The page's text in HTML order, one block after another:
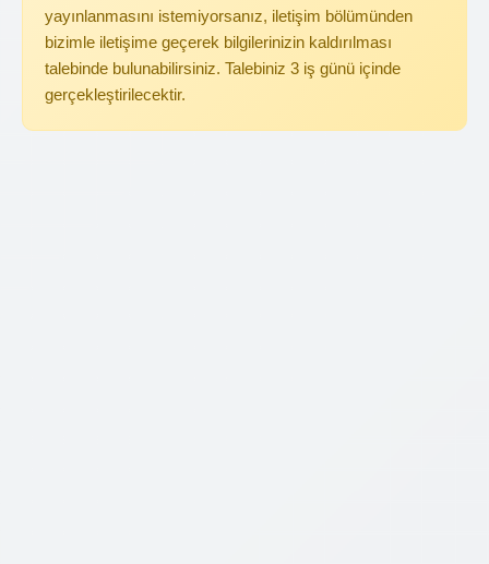
yayınlanmasını istemiyorsanız, iletişim bölümünden
bizimle iletişime geçerek bilgilerinizin kaldırılması
talebinde bulunabilirsiniz. Talebiniz 3 iş günü içinde
gerçekleştirilecektir.